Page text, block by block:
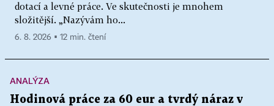
dotací a levné práce. Ve skutečnosti je mnohem
složitější. „Nazývám ho...
6. 8. 2026 ▪ 12 min. čtení
ANALÝZA
Hodinová práce za 60 eur a tvrdý náraz v